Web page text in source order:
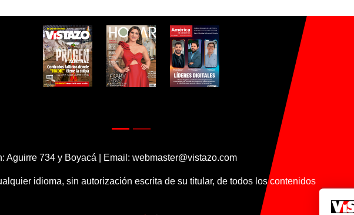
Aguirre 734 y Boyacá | Email: webmaster@vistazo.com
idioma, sin autorización escrita de su titular, de todos los contenidos